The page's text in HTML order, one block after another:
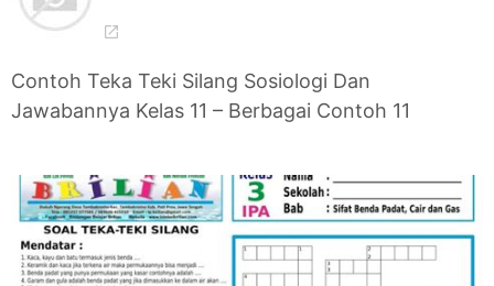
Contoh Teka Teki Silang Sosiologi Dan
Jawabannya Kelas 11 – Berbagai Contoh 11